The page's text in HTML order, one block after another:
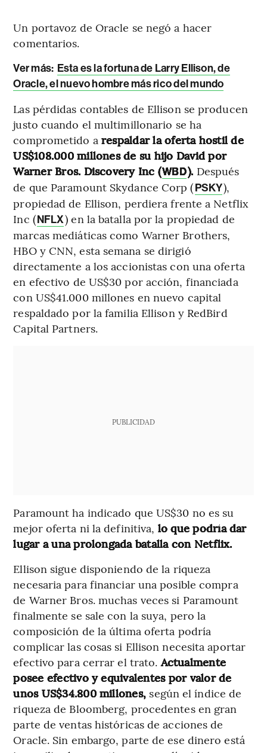
Un portavoz de Oracle se negó a hacer
comentarios.
Ver más: Esta es la fortuna de Larry Ellison, de
Oracle, el nuevo hombre más rico del mundo
Las pérdidas contables de Ellison se producen
justo cuando el multimillonario se ha
comprometido a respaldar la oferta hostil de
US$108.000 millones de su hijo David por
Warner Bros. Discovery Inc (WBD). Después
de que Paramount Skydance Corp (PSKY),
propiedad de Ellison, perdiera frente a Netflix
Inc (NFLX) en la batalla por la propiedad de
marcas mediáticas como Warner Brothers,
HBO y CNN, esta semana se dirigió
directamente a los accionistas con una oferta
en efectivo de US$30 por acción, financiada
con US$41.000 millones en nuevo capital
respaldado por la familia Ellison y RedBird
Capital Partners.
PUBLICIDAD
Paramount ha indicado que US$30 no es su
mejor oferta ni la definitiva, lo que podría dar
lugar a una prolongada batalla con Netflix.
Ellison sigue disponiendo de la riqueza
necesaria para financiar una posible compra
de Warner Bros. muchas veces si Paramount
finalmente se sale con la suya, pero la
composición de la última oferta podría
complicar las cosas si Ellison necesita aportar
efectivo para cerrar el trato.Actualmente
posee efectivo y equivalentes por valor de
unos US$34.800 millones, según el índice de
riqueza de Bloomberg, procedentes en gran
parte de ventas históricas de acciones de
Oracle. Sin embargo, parte de ese dinero está